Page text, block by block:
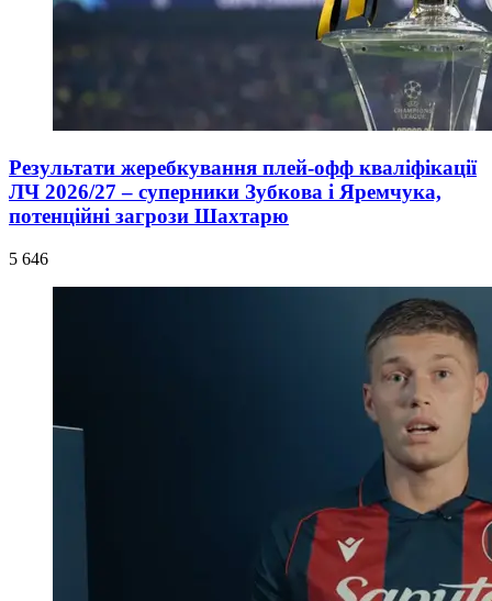
Результати жеребкування плей-офф кваліфікації
ЛЧ 2026/27 – суперники Зубкова і Яремчука,
потенційні загрози Шахтарю
5 646